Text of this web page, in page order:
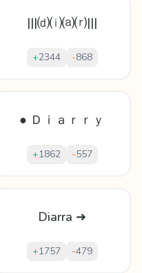
|||⒟⒤⒜⒭|||
+2344 -868
● Ｄｉａｒｒｙ
+1862 -557
Diarra ➜
+1757 -479